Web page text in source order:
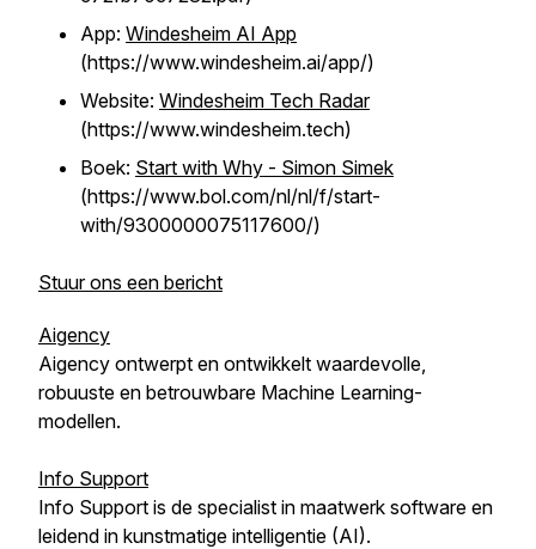
App: Windesheim AI App
(https://www.windesheim.ai/app/)
Website: Windesheim Tech Radar
(https://www.windesheim.tech)
Boek: Start with Why - Simon Simek
(https://www.bol.com/nl/nl/f/start-
with/9300000075117600/)
Stuur ons een bericht
Aigency
Aigency ontwerpt en ontwikkelt waardevolle,
robuuste en betrouwbare Machine Learning-
modellen.
Info Support
Info Support is de specialist in maatwerk software en
leidend in kunstmatige intelligentie (AI).